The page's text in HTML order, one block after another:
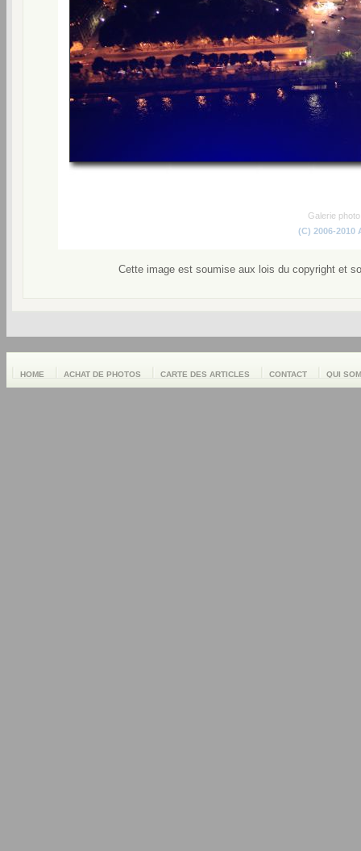
Galerie
(C) 2006-2010
Cette image est soumise aux lois du copyright et
HOME ACHAT DE PHOTOS CARTE DES ARTICLES CONTACT QUI